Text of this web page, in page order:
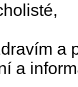
a
a